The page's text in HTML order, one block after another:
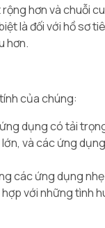
hơn và chuỗi
là đối với hồ sơ
hơn.
của chúng:
dụng có tải
và các ứng
các ứng dụng
với những tình